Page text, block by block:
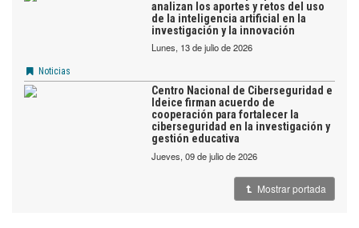
analizan los aportes y retos del uso
de la inteligencia artificial en la
investigación y la innovación
lunes, 13 de julio de 2026
Noticias
Centro Nacional de Ciberseguridad e
Ideice firman acuerdo de
cooperación para fortalecer la
ciberseguridad en la investigación y
gestión educativa
jueves, 09 de julio de 2026
Mostrar portada